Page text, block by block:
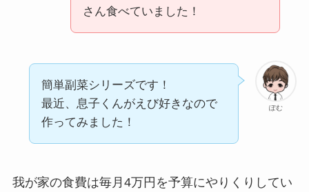
さん食べていました！
ぽむ
簡単副菜シリーズです！
最近、息子くんがえび好きなので
作ってみました！
我が家の食費は毎月4万円を予算にやりくりしてい